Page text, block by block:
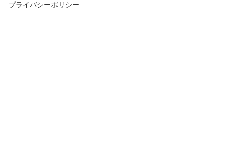
メールアドレスが公開されることはありません。 ※が付いている
プライバシーポリシー